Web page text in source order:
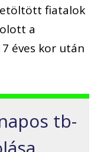
fiatalok
a
éves kor után
tb-